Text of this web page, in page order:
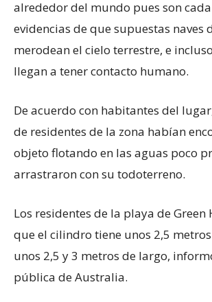
alrededor del mundo pues son cada
evidencias de que supuestas naves
merodean el cielo terrestre, e
llegan a tener contacto humano.
De acuerdo con habitantes del
de residentes de la zona habían
objeto flotando en las aguas poco
arrastraron con su todoterreno.
Los residentes de la playa de
que el cilindro tiene unos 2,5
unos 2,5 y 3 metros de largo,
pública de Australia.